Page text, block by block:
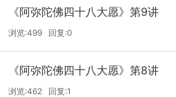
《阿弥陀佛四十八大愿》第9讲
浏览:499 回复:0
《阿弥陀佛四十八大愿》第8讲
浏览:462 回复:1